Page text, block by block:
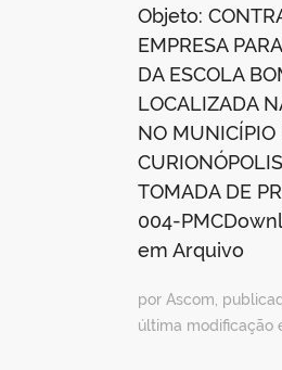
Objeto:
EMPRESA
DA ESCOLA
LOCALIZADA
NO MUNICÍPIO
TOMADA DE
004-
em Arquivo
por Ascom,
última modificação